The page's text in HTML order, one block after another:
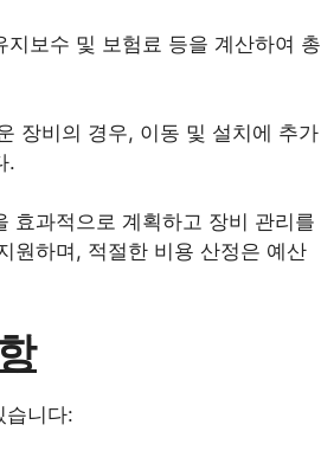
보수 및 보험료 등을 계산하여 총
장비의 경우, 이동 및 설치에 추가
.
효과적으로 계획하고 장비 관리를
원하며, 적절한 비용 산정은 예산
습니다: